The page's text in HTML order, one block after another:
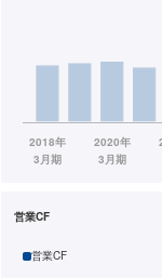
営業CF
営業CF